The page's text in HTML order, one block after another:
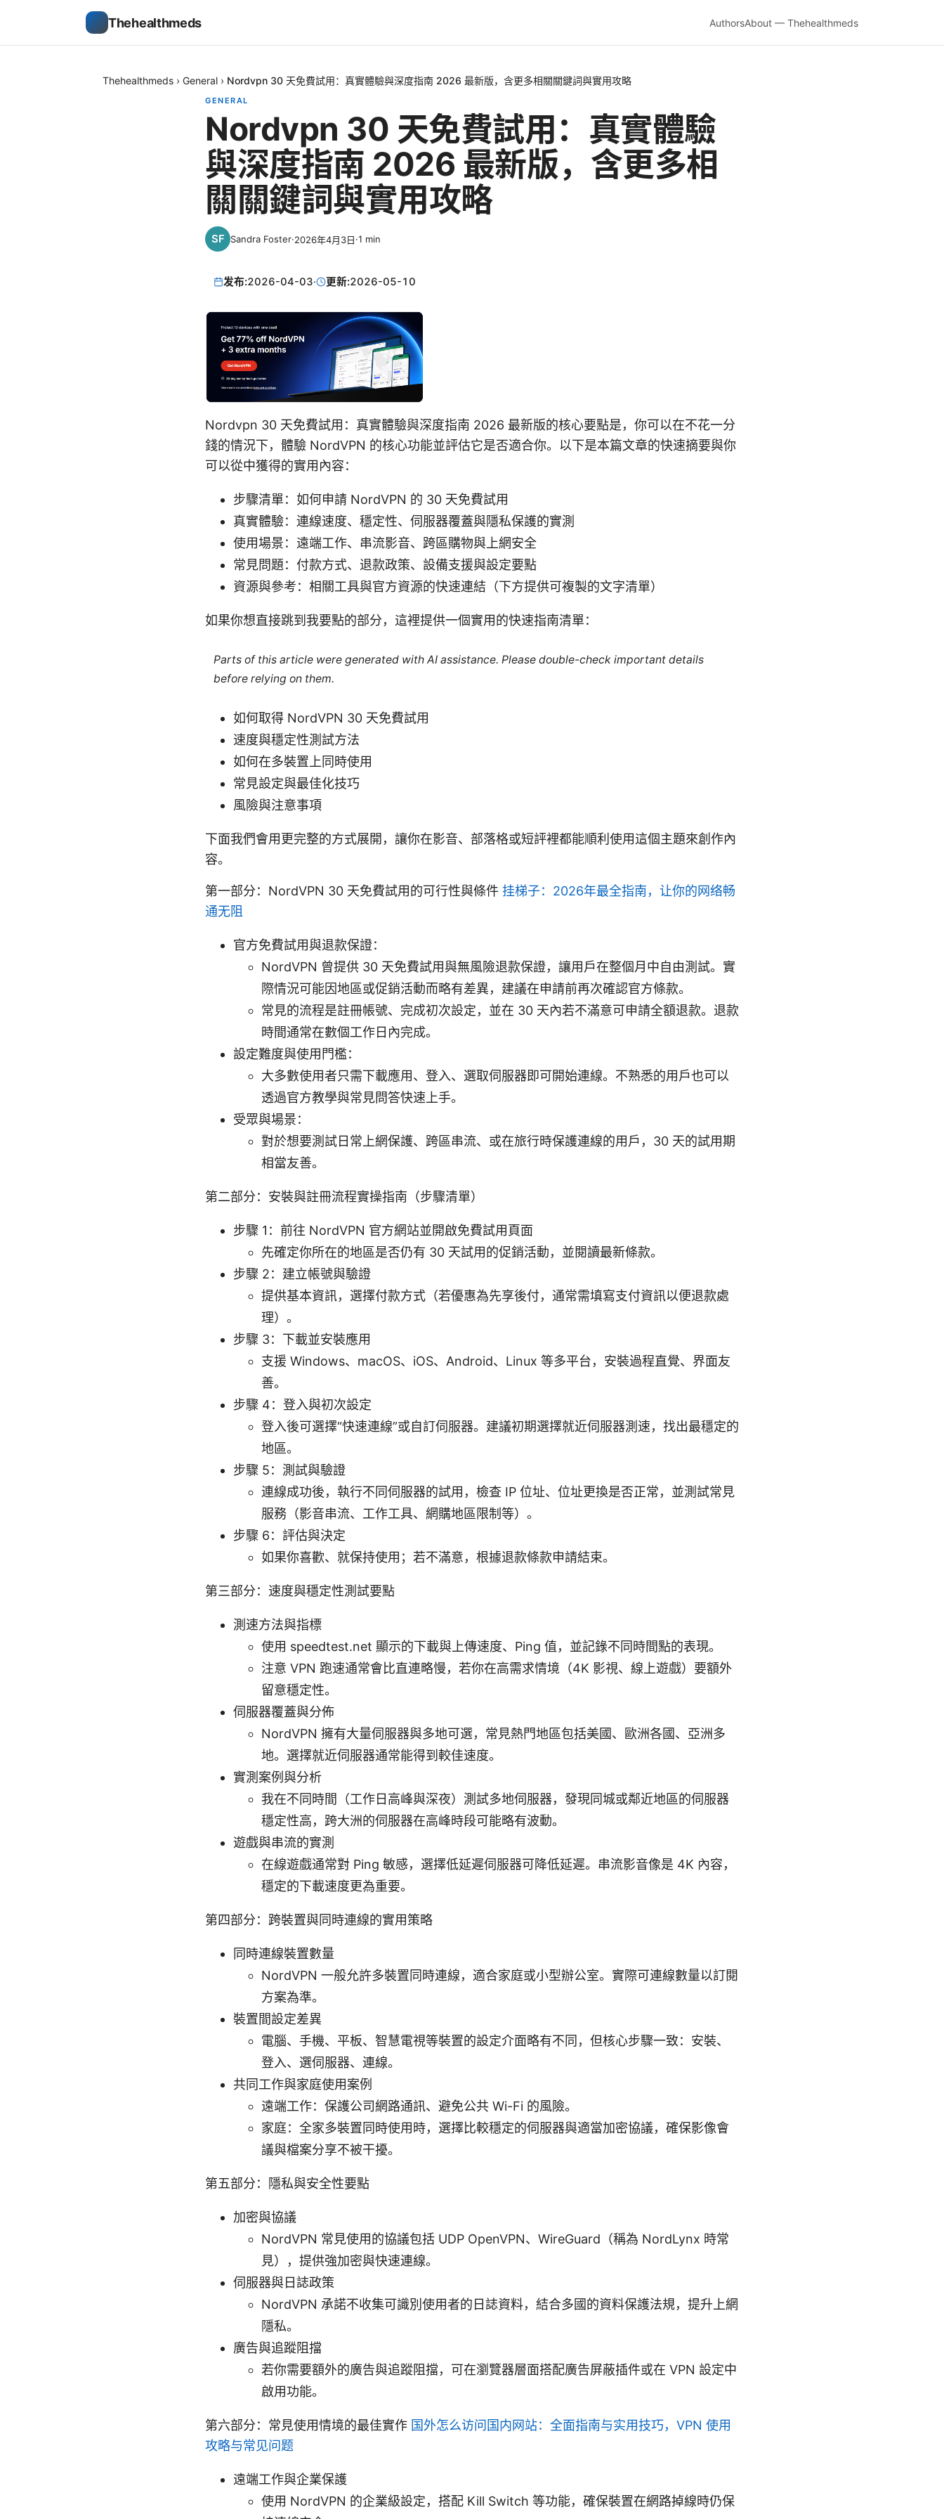
Thehealthmeds AuthorsAbout — Thehealthmeds
Thehealthmeds › General › Nordvpn 30 天免費試用：真實體驗與深度指南 2026 最新版，含更多相關關鍵詞與實用攻略
GENERAL
Nordvpn 30 天免費試用：真實體驗
與深度指南 2026 最新版，含更多相
關關鍵詞與實用攻略
Sandra Foster·2026年4月3日·1 min
发布:2026-04-03· 更新:2026-05-10
Nordvpn 30 天免費試用：真實體驗與深度指南 2026 最新版的核心要點是，你可以在不花一分
錢的情況下，體驗 NordVPN 的核心功能並評估它是否適合你。以下是本篇文章的快速摘要與你
可以從中獲得的實用內容：
步驟清單：如何申請 NordVPN 的 30 天免費試用
真實體驗：連線速度、穩定性、伺服器覆蓋與隱私保護的實測
使用場景：遠端工作、串流影音、跨區購物與上網安全
常見問題：付款方式、退款政策、設備支援與設定要點
資源與參考：相關工具與官方資源的快速連結（下方提供可複製的文字清單）
如果你想直接跳到我要點的部分，這裡提供一個實用的快速指南清單：
Parts of this article were generated with AI assistance. Please double-check important details
before relying on them.
如何取得 NordVPN 30 天免費試用
速度與穩定性測試方法
如何在多裝置上同時使用
常見設定與最佳化技巧
風險與注意事項
下面我們會用更完整的方式展開，讓你在影音、部落格或短評裡都能順利使用這個主題來創作內
容。
第一部分：NordVPN 30 天免費試用的可行性與條件 挂梯子：2026年最全指南，让你的网络畅
通无阻
官方免費試用與退款保證：
NordVPN 曾提供 30 天免費試用與無風險退款保證，讓用戶在整個月中自由測試。實
際情況可能因地區或促銷活動而略有差異，建議在申請前再次確認官方條款。
常見的流程是註冊帳號、完成初次設定，並在 30 天內若不滿意可申請全額退款。退款
時間通常在數個工作日內完成。
設定難度與使用門檻：
大多數使用者只需下載應用、登入、選取伺服器即可開始連線。不熟悉的用戶也可以
透過官方教學與常見問答快速上手。
受眾與場景：
對於想要測試日常上網保護、跨區串流、或在旅行時保護連線的用戶，30 天的試用期
相當友善。
第二部分：安裝與註冊流程實操指南（步驟清單）
步驟 1：前往 NordVPN 官方網站並開啟免費試用頁面
先確定你所在的地區是否仍有 30 天試用的促銷活動，並閱讀最新條款。
步驟 2：建立帳號與驗證
提供基本資訊，選擇付款方式（若優惠為先享後付，通常需填寫支付資訊以便退款處
理）。
步驟 3：下載並安裝應用
支援 Windows、macOS、iOS、Android、Linux 等多平台，安裝過程直覺、界面友
善。
步驟 4：登入與初次設定
登入後可選擇“快速連線”或自訂伺服器。建議初期選擇就近伺服器測速，找出最穩定的
地區。
步驟 5：測試與驗證
連線成功後，執行不同伺服器的試用，檢查 IP 位址、位址更換是否正常，並測試常見
服務（影音串流、工作工具、網購地區限制等）。
步驟 6：評估與決定
如果你喜歡、就保持使用；若不滿意，根據退款條款申請結束。
第三部分：速度與穩定性測試要點
測速方法與指標
使用 speedtest.net 顯示的下載與上傳速度、Ping 值，並記錄不同時間點的表現。
注意 VPN 跑速通常會比直連略慢，若你在高需求情境（4K 影視、線上遊戲）要額外
留意穩定性。
伺服器覆蓋與分佈
NordVPN 擁有大量伺服器與多地可選，常見熱門地區包括美國、歐洲各國、亞洲多
地。選擇就近伺服器通常能得到較佳速度。
實測案例與分析
我在不同時間（工作日高峰與深夜）測試多地伺服器，發現同城或鄰近地區的伺服器
穩定性高，跨大洲的伺服器在高峰時段可能略有波動。
遊戲與串流的實測
在線遊戲通常對 Ping 敏感，選擇低延遲伺服器可降低延遲。串流影音像是 4K 內容，
穩定的下載速度更為重要。
第四部分：跨裝置與同時連線的實用策略
同時連線裝置數量
NordVPN 一般允許多裝置同時連線，適合家庭或小型辦公室。實際可連線數量以訂閱
方案為準。
裝置間設定差異
電腦、手機、平板、智慧電視等裝置的設定介面略有不同，但核心步驟一致：安裝、
登入、選伺服器、連線。
共同工作與家庭使用案例
遠端工作：保護公司網路通訊、避免公共 Wi-Fi 的風險。
家庭：全家多裝置同時使用時，選擇比較穩定的伺服器與適當加密協議，確保影像會
議與檔案分享不被干擾。
第五部分：隱私與安全性要點
加密與協議
NordVPN 常見使用的協議包括 UDP OpenVPN、WireGuard（稱為 NordLynx 時常
見），提供強加密與快速連線。
伺服器與日誌政策
NordVPN 承諾不收集可識別使用者的日誌資料，結合多國的資料保護法規，提升上網
隱私。
廣告與追蹤阻擋
若你需要額外的廣告與追蹤阻擋，可在瀏覽器層面搭配廣告屏蔽插件或在 VPN 設定中
啟用功能。
第六部分：常見使用情境的最佳實作 国外怎么访问国内网站：全面指南与实用技巧，VPN 使用
攻略与常见问题
遠端工作與企業保護
使用 NordVPN 的企業級設定，搭配 Kill Switch 等功能，確保裝置在網路掉線時仍保